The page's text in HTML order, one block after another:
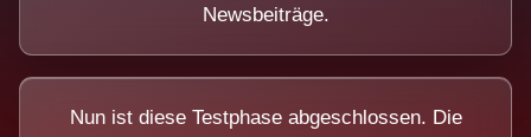
Newsbeiträge.
Nun ist diese Testphase abgeschlossen. Die